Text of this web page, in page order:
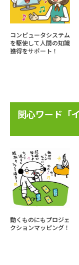
コンピュータシステム
を駆使して人間の知識
獲得をサポート！
関心ワード「
動くものにもプロジェ
クションマッピング！